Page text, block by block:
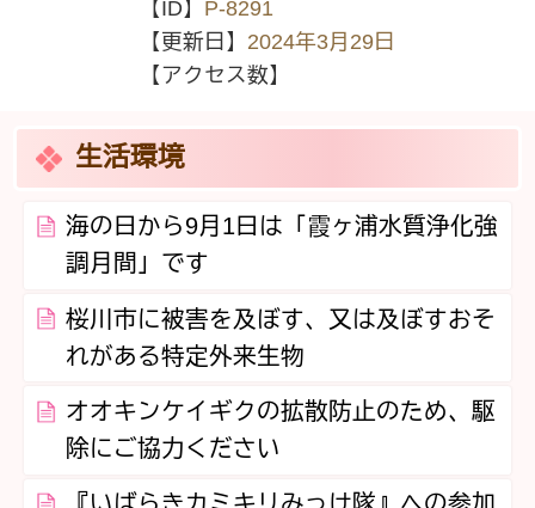
【ID】 P-8291
【更新日】 2024年3月29日
【アクセス数】
生活環境
海の日から9月1日は「霞ヶ浦水質浄化強
調月間」です
桜川市に被害を及ぼす、又は及ぼすおそ
れがある特定外来生物
オオキンケイギクの拡散防止のため、駆
除にご協力ください